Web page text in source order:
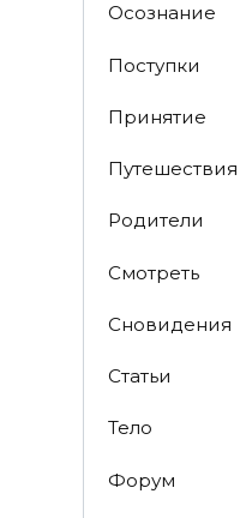
Осознание
Поступки
Принятие
Путешествия
Родители
Смотреть
Сновидения
Статьи
Тело
Форум